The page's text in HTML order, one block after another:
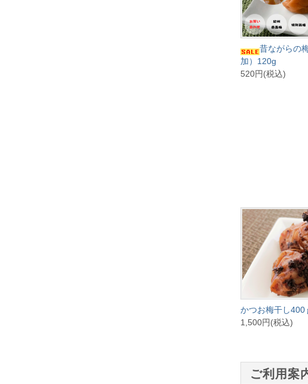
昔ながらの
加）120g
520円(税込)
かつお梅干し400
1,500円(税込)
ご利用案